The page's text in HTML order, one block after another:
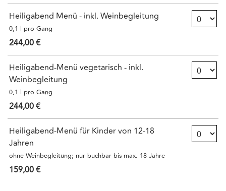
Heiligabend Menü - inkl. Weinbegleitung
0,1 l pro Gang
244,00 €
Anzahl
Heiligabend-Menü vegetarisch - inkl.
Weinbegleitung
0,1 l pro Gang
244,00 €
Anzahl
Heiligabend-Menü für Kinder von 12-18
Jahren
ohne Weinbegleitung; nur buchbar bis max. 18 Jahre
159,00 €
Anzahl